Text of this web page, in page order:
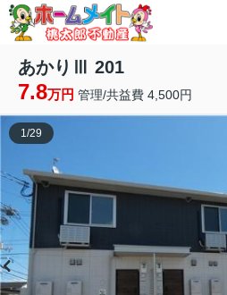
あかりⅢ 201
7.8万円 管理/共益費 4,500円
1/29